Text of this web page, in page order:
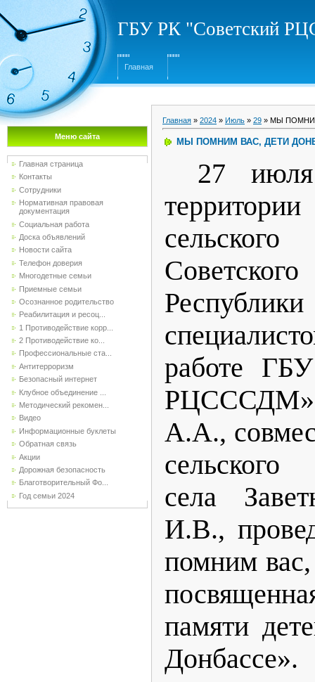
ГБУ РК "Советский
Главная
Меню сайта
Главная страница
Контакты
Сотрудники
Нормативная правовая
документация
Социальная работа
Доска объявлений
Новости сайта
Телефон доверия
Многодетные семьи
Приемные семьи
Осознанное родительство
Реабилитация и ресоц...
1 Противодействие корр...
2 Противодействие ко...
Профессиональные ста...
Антитерроризм
Безопасный интернет
Клубное объединение ...
Методический рекомен...
Видео
Информационные буклеты
Обратная связь
Акции
Дорожная безопасность
Благотворительный Фо...
Год семьи 2024
Главная » 2024 » Июль » 29 » МЫ
МЫ ПОМНИМ ВАС, ДЕТИ
27
работе
А.А.,
села
И.В.,
помним
памяти
Донбассе».